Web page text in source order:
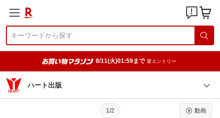
8/11(火)01:59まで 要エントリー
ハート出版
1/2 動画